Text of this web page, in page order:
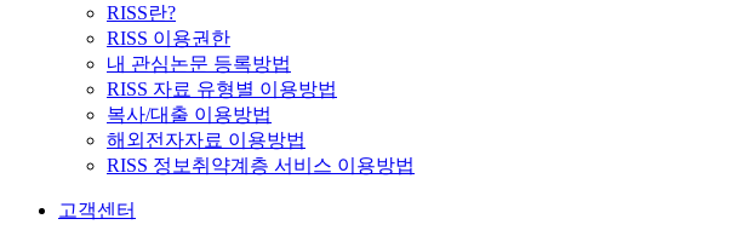
RISS란?
RISS 이용권한
내 관심논문 등록방법
RISS 자료 유형별 이용방법
복사/대출 이용방법
해외전자자료 이용방법
RISS 정보취약계층 서비스 이용방법
고객센터